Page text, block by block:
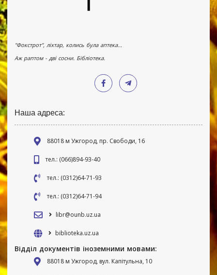
"Фокстрот", ліхтар, колись була аптека...
Аж раптом - дві сосни. Бібліотека.
Наша адреса:
88018 м Ужгород, пр. Свободи, 16
тел.: (066)894-93-40
тел.: (0312)64-71-93
тел.: (0312)64-71-94
libr@ounb.uz.ua
biblioteka.uz.ua
Відділ документів іноземними мовами:
88018 м Ужгород, вул. Капітульна, 10